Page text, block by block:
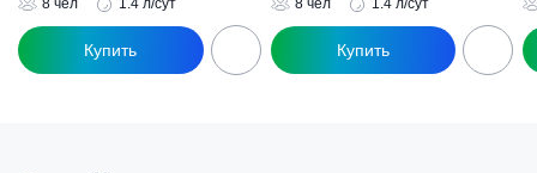
8 чел 1.4 л/сут 8 чел 1.4 л/сут